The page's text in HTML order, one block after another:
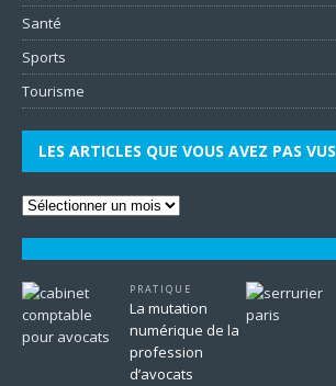
Santé
Sports
Tourisme
LES ARTICLES QUE VOUS AVEZ PAS VUS
PRATIQUE
La mutation
numérique de la
profession
d’avocats